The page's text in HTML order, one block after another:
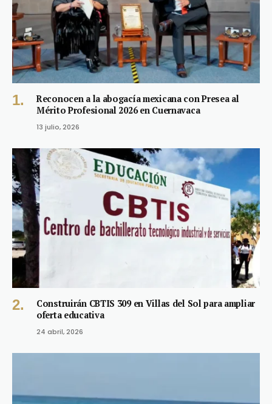
Reconocen a la abogacía mexicana con Presea al
Mérito Profesional 2026 en Cuernavaca
13 julio, 2026
Construirán CBTIS 309 en Villas del Sol para ampliar
oferta educativa
24 abril, 2026